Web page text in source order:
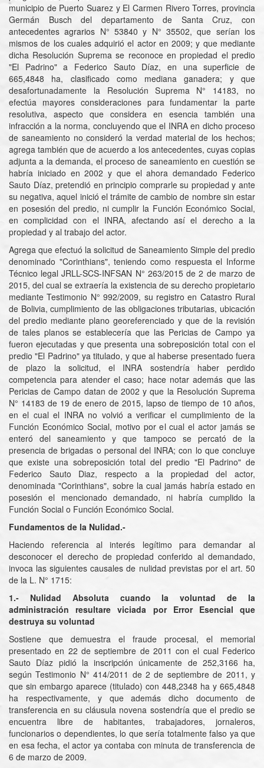
municipio de Puerto Suarez y El Carmen Rivero Torres, provincia
Germán Busch del departamento de Santa Cruz, con
antecedentes agrarios N° 53840 y N° 35502, que serían los
mismos de los cuales adquirió el actor en 2009; y que mediante
dicha Resolución Suprema se reconoce en propiedad el predio
"El Padrino" a Federico Sauto Díaz, en una superficie de
665,4848 ha, clasificado como mediana ganadera; y que
desafortunadamente la Resolución Suprema N° 14183, no
efectúa mayores consideraciones para fundamentar la parte
resolutiva, aspecto que considera en esencia también una
infracción a la norma, concluyendo que el INRA en dicho proceso
de saneamiento no consideró la verdad material de los hechos;
agrega también que de acuerdo a los antecedentes, cuyas copias
adjunta a la demanda, el proceso de saneamiento en cuestión se
habría iniciado en 2002 y que el ahora demandado Federico
Sauto Díaz, pretendió en principio comprarle su propiedad y ante
su negativa, aquel inició el trámite de cambio de nombre sin estar
en posesión del predio, ni cumplir la Función Económico Social,
en complicidad con el INRA, afectando así el derecho a la
propiedad y al trabajo del actor.
Agrega que efectuó la solicitud de Saneamiento Simple del predio
denominado "Corinthians", teniendo como respuesta el Informe
Técnico legal JRLL-SCS-INFSAN N° 263/2015 de 2 de marzo de
2015, del cual se extraería la existencia de su derecho propietario
mediante Testimonio N° 992/2009, su registro en Catastro Rural
de Bolivia, cumplimiento de las obligaciones tributarias, ubicación
del predio mediante plano georeferenciado y que de la revisión
de tales planos se establecería que las Pericias de Campo ya
fueron ejecutadas y que presenta una sobreposición total con el
predio "El Padrino" ya titulado, y que al haberse presentado fuera
de plazo la solicitud, el INRA sostendría haber perdido
competencia para atender el caso; hace notar además que las
Pericias de Campo datan de 2002 y que la Resolución Suprema
N° 14183 de 19 de enero de 2015, lapso de tiempo de 10 años,
en el cual el INRA no volvió a verificar el cumplimiento de la
Función Económico Social, motivo por el cual el actor jamás se
enteró del saneamiento y que tampoco se percató de la
presencia de brigadas o personal del INRA; con lo que concluye
que existe una sobreposición total del predio "El Padrino" de
Federico Sauto Diaz, respecto a la propiedad del actor,
denominada "Corinthians", sobre la cual jamás habría estado en
posesión el mencionado demandado, ni habría cumplido la
Función Social o Función Económico Social.
Fundamentos de la Nulidad.-
Haciendo referencia al interés legítimo para demandar al
desconocer el derecho de propiedad conferido al demandado,
invoca las siguientes causales de nulidad previstas por el art. 50
de la L. N° 1715:
1.- Nulidad Absoluta cuando la voluntad de la
administración resultare viciada por Error Esencial que
destruya su voluntad
Sostiene que demuestra el fraude procesal, el memorial
presentado en 22 de septiembre de 2011 con el cual Federico
Sauto Díaz pidió la inscripción únicamente de 252,3166 ha,
según Testimonio N° 414/2011 de 2 de septiembre de 2011, y
que sin embargo aparece (titulado) con 448,2348 ha y 665,4848
ha respectivamente, y que además dicho documento de
transferencia en su cláusula novena sostendría que el predio se
encuentra libre de habitantes, trabajadores, jornaleros,
funcionarios o dependientes, lo que sería totalmente falso ya que
en esa fecha, el actor ya contaba con minuta de transferencia de
6 de marzo de 2009.